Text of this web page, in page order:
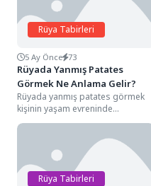
Rüya Tabirleri
5 Ay Önce 73
Rüyada Yanmış Patates
Görmek Ne Anlama Gelir?
Rüyada yanmış patates görmek
kişinin yaşam evreninde
sarsılmaz sandığı rızık kapılarının,
Rüya Tabirleri